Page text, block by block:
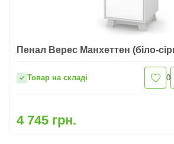
Пенал Верес Манхеттен (біло-
Товар на складі 0
4 745 грн.